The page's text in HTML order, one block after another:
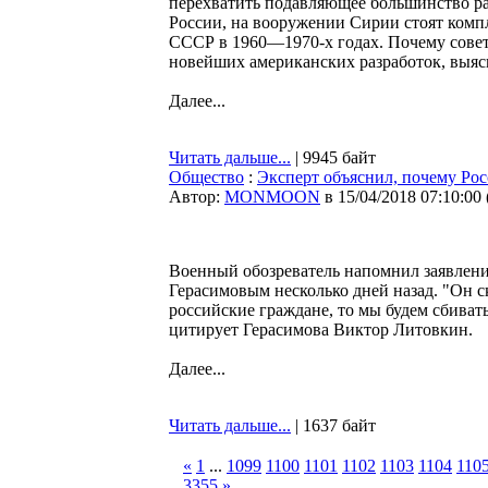
России, на вооружении Сирии стоят
СССР в 1960—1970-х годах. Почему
новейших американских разработок,
Далее...
Читать дальше... | 9945 байт
Общество : Эксперт объяснил, почему
Автор: MONMOON в 15/04/2018 07:10:00
Военный обозреватель напомнил
Герасимовым несколько дней назад. "Он
российские граждане, то мы будем
цитирует Герасимова Виктор Литовкин.
Далее...
Читать дальше... | 1637 байт
« 1 ... 1099 1100 1101 1102 1103 1104